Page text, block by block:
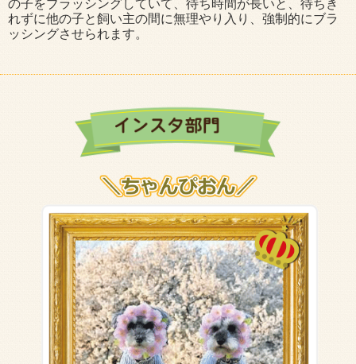
の子をブラッシングしていて、待ち時間が長いと、待ちき
れずに他の子と飼い主の間に無理やり入り、強制的にブラ
ッシングさせられます。